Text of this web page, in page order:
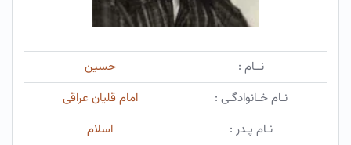
نــام :
حسین
نـام خـانوادگـی :
امام قلیان عراقی
نـام پـدر :
اسلام